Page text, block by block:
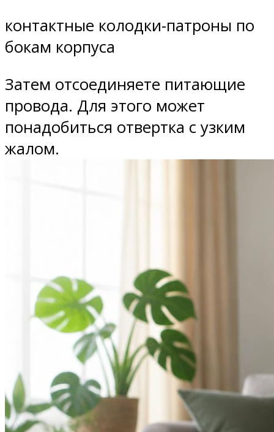
контактные колодки-патроны по
бокам корпуса
Затем отсоединяете питающие
провода. Для этого может
понадобиться отвертка с узким
жалом.